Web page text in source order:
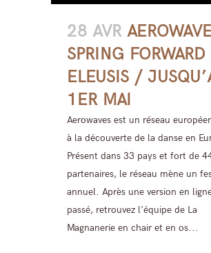
28 AVR
SPRING FORWARD
ELEUSIS /
1ER MAI
Aerowaves est un réseau
à la découverte de la danse en
Présent dans 33 pays et fort de
partenaires, le réseau mène un
annuel. Après une version en
passé, retrouvez l'équipe de La
Magnanerie en chair et en os...